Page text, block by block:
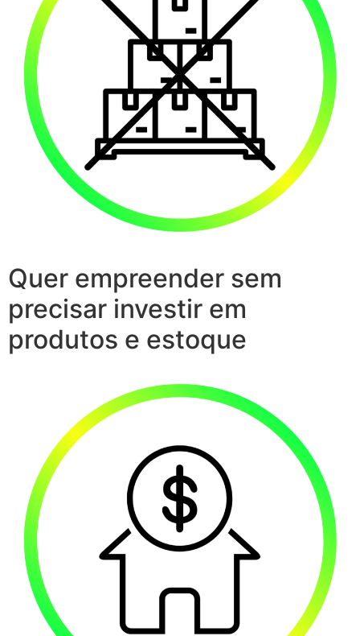
Quer empreender sem
precisar investir em
produtos e estoque